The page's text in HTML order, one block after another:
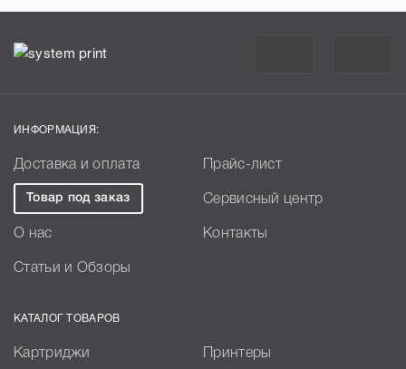
ИНФОРМАЦИЯ:
Доставка и оплата Прайс-лист
Товар под заказ Сервисный центр
О нас Контакты
Статьи и Обзоры
КАТАЛОГ ТОВАРОВ
Картриджи Принтеры